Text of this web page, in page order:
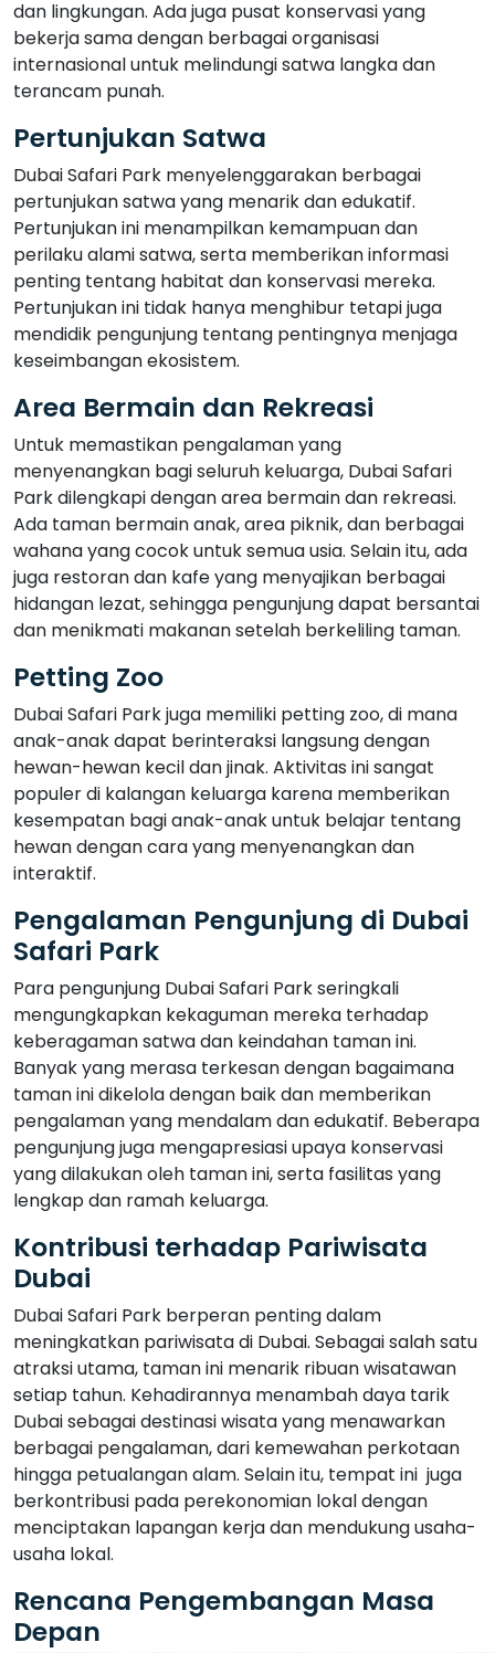
dan lingkungan. Ada juga pusat konservasi yang
bekerja sama dengan berbagai organisasi
internasional untuk melindungi satwa langka dan
terancam punah.
Pertunjukan Satwa
Dubai Safari Park menyelenggarakan berbagai
pertunjukan satwa yang menarik dan edukatif.
Pertunjukan ini menampilkan kemampuan dan
perilaku alami satwa, serta memberikan informasi
penting tentang habitat dan konservasi mereka.
Pertunjukan ini tidak hanya menghibur tetapi juga
mendidik pengunjung tentang pentingnya menjaga
keseimbangan ekosistem.
Area Bermain dan Rekreasi
Untuk memastikan pengalaman yang
menyenangkan bagi seluruh keluarga, Dubai Safari
Park dilengkapi dengan area bermain dan rekreasi.
Ada taman bermain anak, area piknik, dan berbagai
wahana yang cocok untuk semua usia. Selain itu, ada
juga restoran dan kafe yang menyajikan berbagai
hidangan lezat, sehingga pengunjung dapat bersantai
dan menikmati makanan setelah berkeliling taman.
Petting Zoo
Dubai Safari Park juga memiliki petting zoo, di mana
anak-anak dapat berinteraksi langsung dengan
hewan-hewan kecil dan jinak. Aktivitas ini sangat
populer di kalangan keluarga karena memberikan
kesempatan bagi anak-anak untuk belajar tentang
hewan dengan cara yang menyenangkan dan
interaktif.
Pengalaman Pengunjung di Dubai
Safari Park
Para pengunjung Dubai Safari Park seringkali
mengungkapkan kekaguman mereka terhadap
keberagaman satwa dan keindahan taman ini.
Banyak yang merasa terkesan dengan bagaimana
taman ini dikelola dengan baik dan memberikan
pengalaman yang mendalam dan edukatif. Beberapa
pengunjung juga mengapresiasi upaya konservasi
yang dilakukan oleh taman ini, serta fasilitas yang
lengkap dan ramah keluarga.
Kontribusi terhadap Pariwisata
Dubai
Dubai Safari Park berperan penting dalam
meningkatkan pariwisata di Dubai. Sebagai salah satu
atraksi utama, taman ini menarik ribuan wisatawan
setiap tahun. Kehadirannya menambah daya tarik
Dubai sebagai destinasi wisata yang menawarkan
berbagai pengalaman, dari kemewahan perkotaan
hingga petualangan alam. Selain itu, tempat ini juga
berkontribusi pada perekonomian lokal dengan
menciptakan lapangan kerja dan mendukung usaha-
usaha lokal.
Rencana Pengembangan Masa
Depan